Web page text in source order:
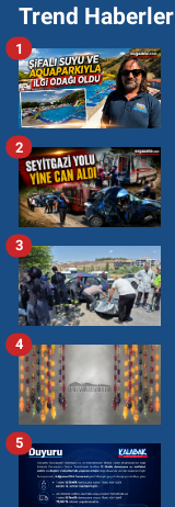
Trend Haberler
1
2
3
4
5